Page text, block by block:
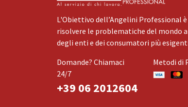
L'Obiettivo dell’Angelini Professional
risolvere le problematiche del mondo
degli enti e dei consumatori più
Domande? Chiamaci
24/7
+39 06 2012604
Metodi di